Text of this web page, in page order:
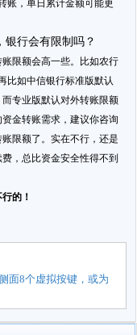
账，单日累计金额可能更
限额会高一些。比如农行
比如中信银行标准版默认
专业版默认对外转账限额
金转账需求，建议你咨询
限额了。实在不行，还是
，总比资金安全性得不到
的！
面8个虚拟按键，或为